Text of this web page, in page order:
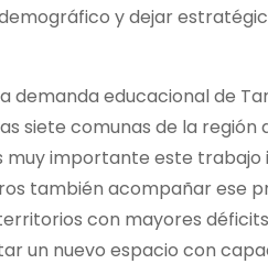
y dejar
demanda educacional de
siete comunas de la
muy importante este
también acompañar ese
con mayores
un nuevo espacio con